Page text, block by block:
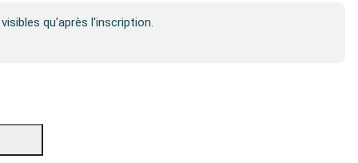
qu'après l'inscription.